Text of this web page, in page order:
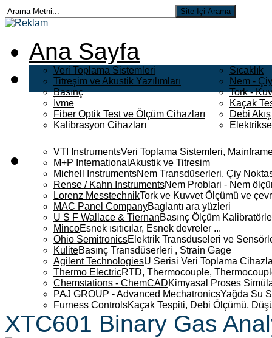
Ana Sayfa
Veri Toplama Sistemleri
Titreşim ve Akustik Yazılımları
Basınç
İvme
Fiber Optik Test ve Ölçüm Cihazları
Kalibrasyon Cihazları
Sıcaklık
Nem -
Tork -
Kaçak
Debi Akış
VTI InstrumentsVeri Toplama Sistemleri,
M+P International Akustik ve Titresim
Michell InstrumentsNem Transdüserleri, Çiy
Rense / Kahn InstrumentsNem Problari - Nem
Lorenz MesstechnikTork ve Kuvvet Ölçümü ve
MAC Panel CompanyBaglantı ara yüzleri
U S F Wallace & TiernanBasınç Ölçüm
MincoEsnek ısıtıcılar, Esnek devreler ...
Ohio SemitronicsElektrik Transduseleri ve
KuliteBasınç Transdüserleri , Strain Gage
Agilent TechnologiesU Serisi Veri Toplama
Thermo ElectricRTD, Thermocouple,
Chemstations - ChemCADKimyasal Proses
PAJ GROUP - Advanced MechatronicsYağda Su
Furness ControlsKaçak Tespiti, Debi Ölçümü,
XTC601 Binary Gas